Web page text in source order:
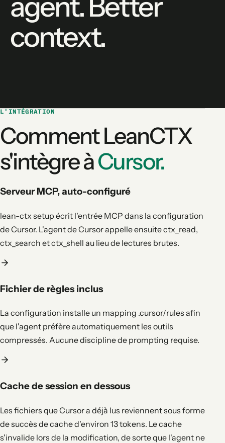
context.
L'INTÉGRATION
Comment LeanCTX
s'intègre àCursor.
Serveur MCP, auto-configuré
lean-ctx setup écrit l'entrée MCP dans la configuration
de Cursor. L'agent de Cursor appelle ensuite ctx_read,
ctx_search et ctx_shell au lieu de lectures brutes.
Fichier de règles inclus
La configuration installe un mapping .cursor/rules afin
que l'agent préfère automatiquement les outils
compressés. Aucune discipline de prompting requise.
Cache de session en dessous
Les fichiers que Cursor a déjà lus reviennent sous forme
de succès de cache d'environ 13 tokens. Le cache
s'invalide lors de la modification, de sorte que l'agent ne